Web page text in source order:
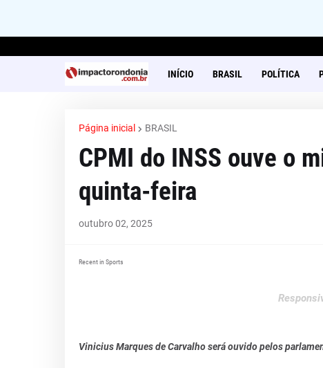
INÍCIO BRASIL POLÍTICA
Página inicial BRASIL
CPMI do INSS ouve o
quinta-feira
outubro 02, 2025
Recent in Sports
Vinicius Marques de Carvalho será ouvido pelos